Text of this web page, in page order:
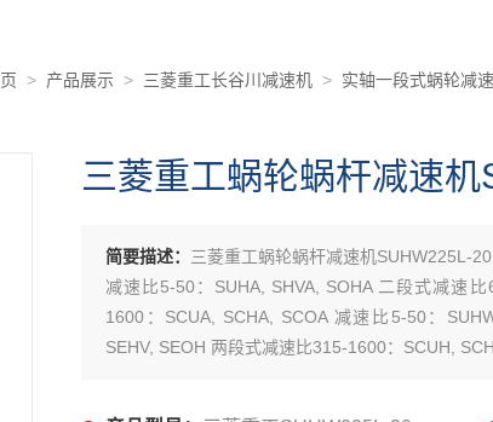
> 产品展示 > 三菱重工长谷川减速机 > 实轴一段式蜗轮减
三菱重工蜗轮蜗杆减速
简要描述： 三菱重工蜗轮蜗杆减速机SUHW225L-20
减速比5-50：SUHA, SHVA, SOHA 二段式减速
1600：SCUA, SCHA, SCOA 减速比5-50：
SEHV, SEOH 两段式减速比315-1600：SCUH,